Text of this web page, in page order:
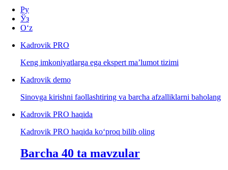
Ру
Ўз
Oʻz
Kadrovik PRO
Keng imkoniyatlarga ega ekspert ma’lumot tizimi
Kadrovik demo
Sinovga kirishni faollashtiring va barcha afzalliklarni baholang
Kadrovik PRO haqida
Kadrovik PRO haqida koʻproq bilib oling
Barcha 40 ta mavzular